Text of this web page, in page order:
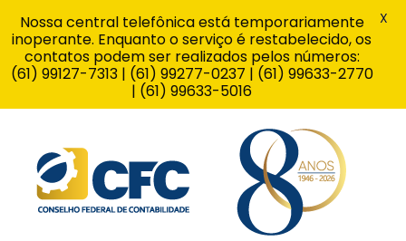
Nossa central telefônica está temporariamente
inoperante. Enquanto o serviço é restabelecido, os
contatos podem ser realizados pelos números:
(61) 99127-7313 | (61) 99277-0237 | (61) 99633-2770
| (61) 99633-5016
X